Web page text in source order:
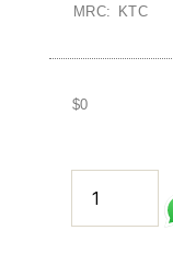
MRC: KTC
$0